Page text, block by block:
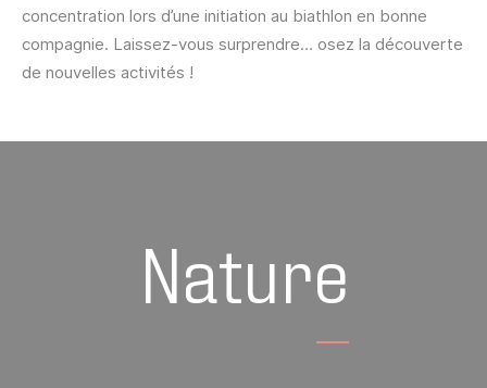
concentration lors d’une initiation au biathlon en bonne
compagnie. Laissez-vous surprendre… osez la découverte
de nouvelles activités !
Nature